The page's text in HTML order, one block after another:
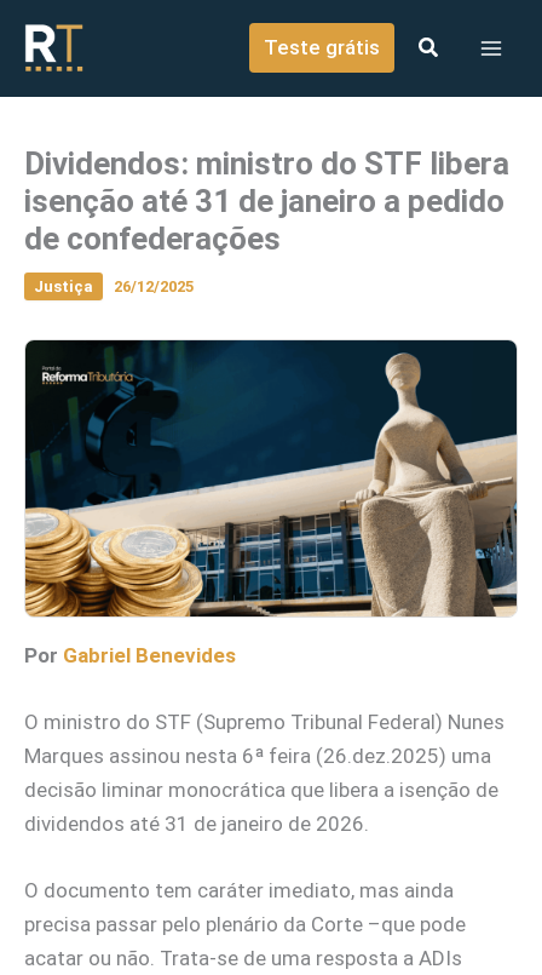
conteúdo
Teste grátis
Dividendos: ministro do STF libera
isenção até 31 de janeiro a pedido
de confederações
Justiça 26/12/2025
Por Gabriel Benevides
O ministro do STF (Supremo Tribunal Federal) Nunes
Marques assinou nesta 6ª feira (26.dez.2025) uma
decisão liminar monocrática que libera a isenção de
dividendos até 31 de janeiro de 2026.
O documento tem caráter imediato, mas ainda
precisa passar pelo plenário da Corte –que pode
acatar ou não. Trata-se de uma resposta a ADIs